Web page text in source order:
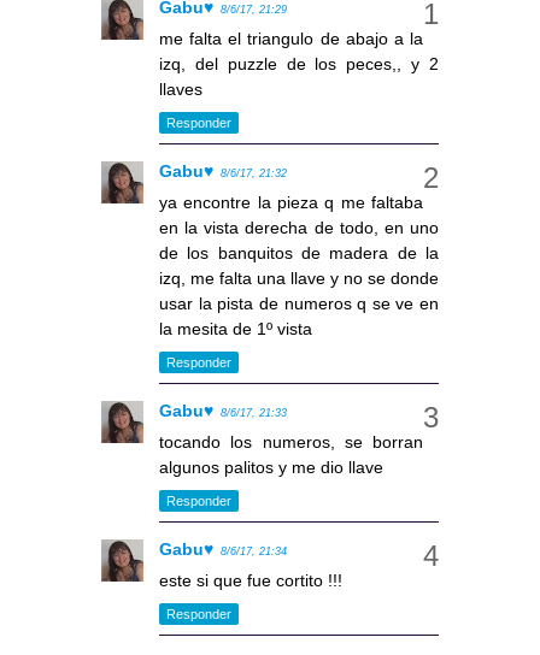
Gabu♥ 8/6/17, 21:29
me falta el triangulo de abajo a la
izq, del puzzle de los peces,, y 2
llaves
Responder
Gabu♥ 8/6/17, 21:32
ya encontre la pieza q me faltaba
en la vista derecha de todo, en uno
de los banquitos de madera de la
izq, me falta una llave y no se donde
usar la pista de numeros q se ve en
la mesita de 1º vista
Responder
Gabu♥ 8/6/17, 21:33
tocando los numeros, se borran
algunos palitos y me dio llave
Responder
Gabu♥ 8/6/17, 21:34
este si que fue cortito !!!
Responder